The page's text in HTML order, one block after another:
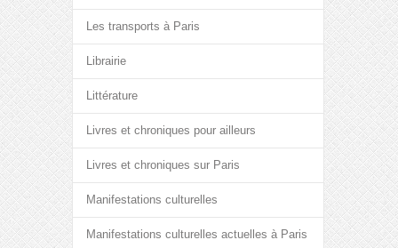
Les transports à Paris
Librairie
Littérature
Livres et chroniques pour ailleurs
Livres et chroniques sur Paris
Manifestations culturelles
Manifestations culturelles actuelles à Paris